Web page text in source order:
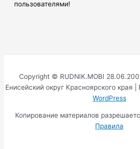
пользователями!
Copyright © RUDNIK.MOBI
Енисейский округ Красноярского края |
WordPress
Копирование материалов
Правила